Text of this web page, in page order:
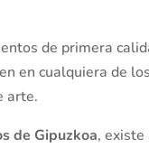
de primera
en cualquiera de
arte.
de Gipuzkoa,